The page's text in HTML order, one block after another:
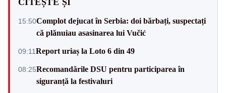
15:50Complot dejucat în Serbia: doi bărbați, suspectați
că plănuiau asasinarea lui Vučić
09:11Report uriaș la Loto 6 din 49
08:25Recomandările DSU pentru participarea în
siguranță la festivaluri